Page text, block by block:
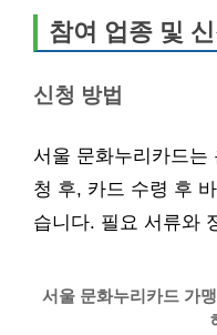
참여 업종 및
신청 방법
서울 문화누리카드는
청 후, 카드 수령 후
습니다. 필요 서류와
서울 문화누리카드 가